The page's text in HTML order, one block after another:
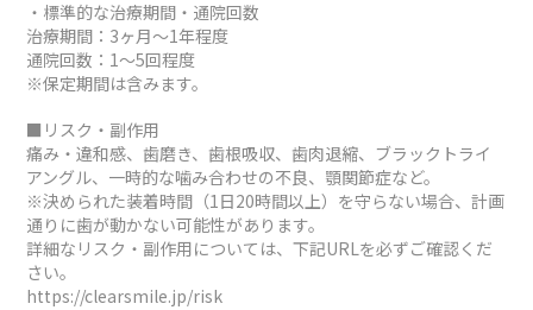
・標準的な治療期間・通院回数
治療期間：3ヶ月～1年程度
通院回数：1～5回程度
※保定期間は含みます。
■リスク・副作用
痛み・違和感、歯磨き、歯根吸収、歯肉退縮、ブラックトライ
アングル、一時的な噛み合わせの不良、顎関節症など。
※決められた装着時間（1日20時間以上）を守らない場合、計画
通りに歯が動かない可能性があります。
詳細なリスク・副作用については、下記URLを必ずご確認くだ
さい。
https://clearsmile.jp/risk